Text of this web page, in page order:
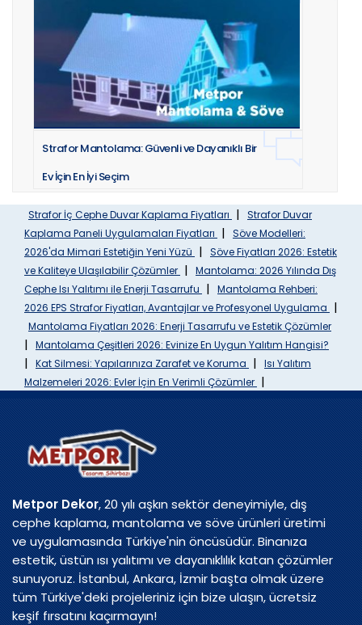
Strafor Mantolama: Güvenli ve Dayanıklı Bir
Ev İçin En İyi Seçim
Strafor İç Cephe Duvar Kaplama Fiyatları | Strafor Duvar
Kaplama Paneli Uygulamaları Fiyatları | Söve Modelleri:
2026'da Mimari Estetiğin Yeni Yüzü | Söve Fiyatları 2026: Estetik
ve Kaliteye Ulaşılabilir Çözümler | Mantolama: 2026 Yılında Dış
Cephe Isı Yalıtımı ile Enerji Tasarrufu | Mantolama Rehberi:
2026 EPS Strafor Fiyatları, Avantajlar ve Profesyonel Uygulama |
Mantolama Fiyatları 2026: Enerji Tasarrufu ve Estetik Çözümler
| Mantolama Çeşitleri 2026: Evinize En Uygun Yalıtım Hangisi?
| Kat Silmesi: Yapılarınıza Zarafet ve Koruma | Isı Yalıtım
Malzemeleri 2026: Evler İçin En Verimli Çözümler |
Metpor Dekor, 20 yılı aşkın sektör deneyimiyle, dış
cephe kaplama, mantolama ve söve ürünleri üretimi
ve uygulamasında Türkiye'nin öncüsüdür. Binanıza
estetik, üstün ısı yalıtımı ve dayanıklılık katan çözümler
sunuyoruz. İstanbul, Ankara, İzmir başta olmak üzere
tüm Türkiye'deki projeleriniz için bize ulaşın, ücretsiz
keşif fırsatını kaçırmayın!